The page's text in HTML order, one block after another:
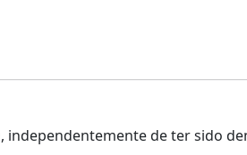
de ter sido